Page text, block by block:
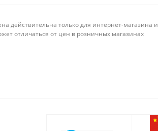
действительна только для интернет-магазина и
отличаться от цен в розничных магазинах